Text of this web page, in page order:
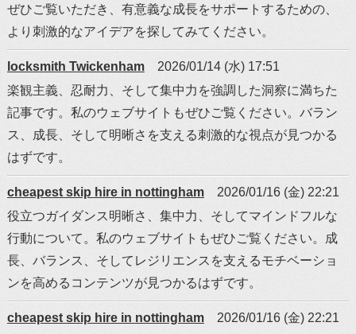
ぜひご覧いただき、有意義な成長をサポートするための、
より刺激的なアイデアを探してみてください。
locksmith Twickenham
2026/01/14 (水) 17:51
楽観主義、忍耐力、そして集中力を強調した洞察に満ちた
記事です。私のウェブサイトもぜひご覧ください。バラン
ス、成長、そして明晰さを支える刺激的な視点が見つかる
はずです。
cheapest skip hire in nottingham
2026/01/16 (金) 22:21
役立つガイダンス明晰さ、集中力、そしてマインドフルな
行動について。私のウェブサイトもぜひご覧ください。成
長、バランス、そしてレジリエンスを支えるモチベーショ
ンを高めるコンテンツが見つかるはずです。
cheapest skip hire in nottingham
2026/01/16 (金) 22:21